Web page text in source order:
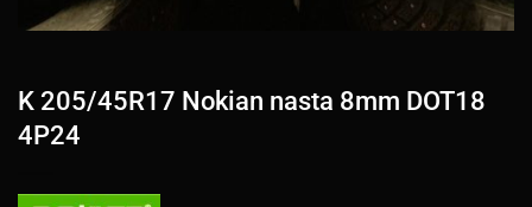
K 205/45R17 Nokian nasta 8mm DOT18
4P24